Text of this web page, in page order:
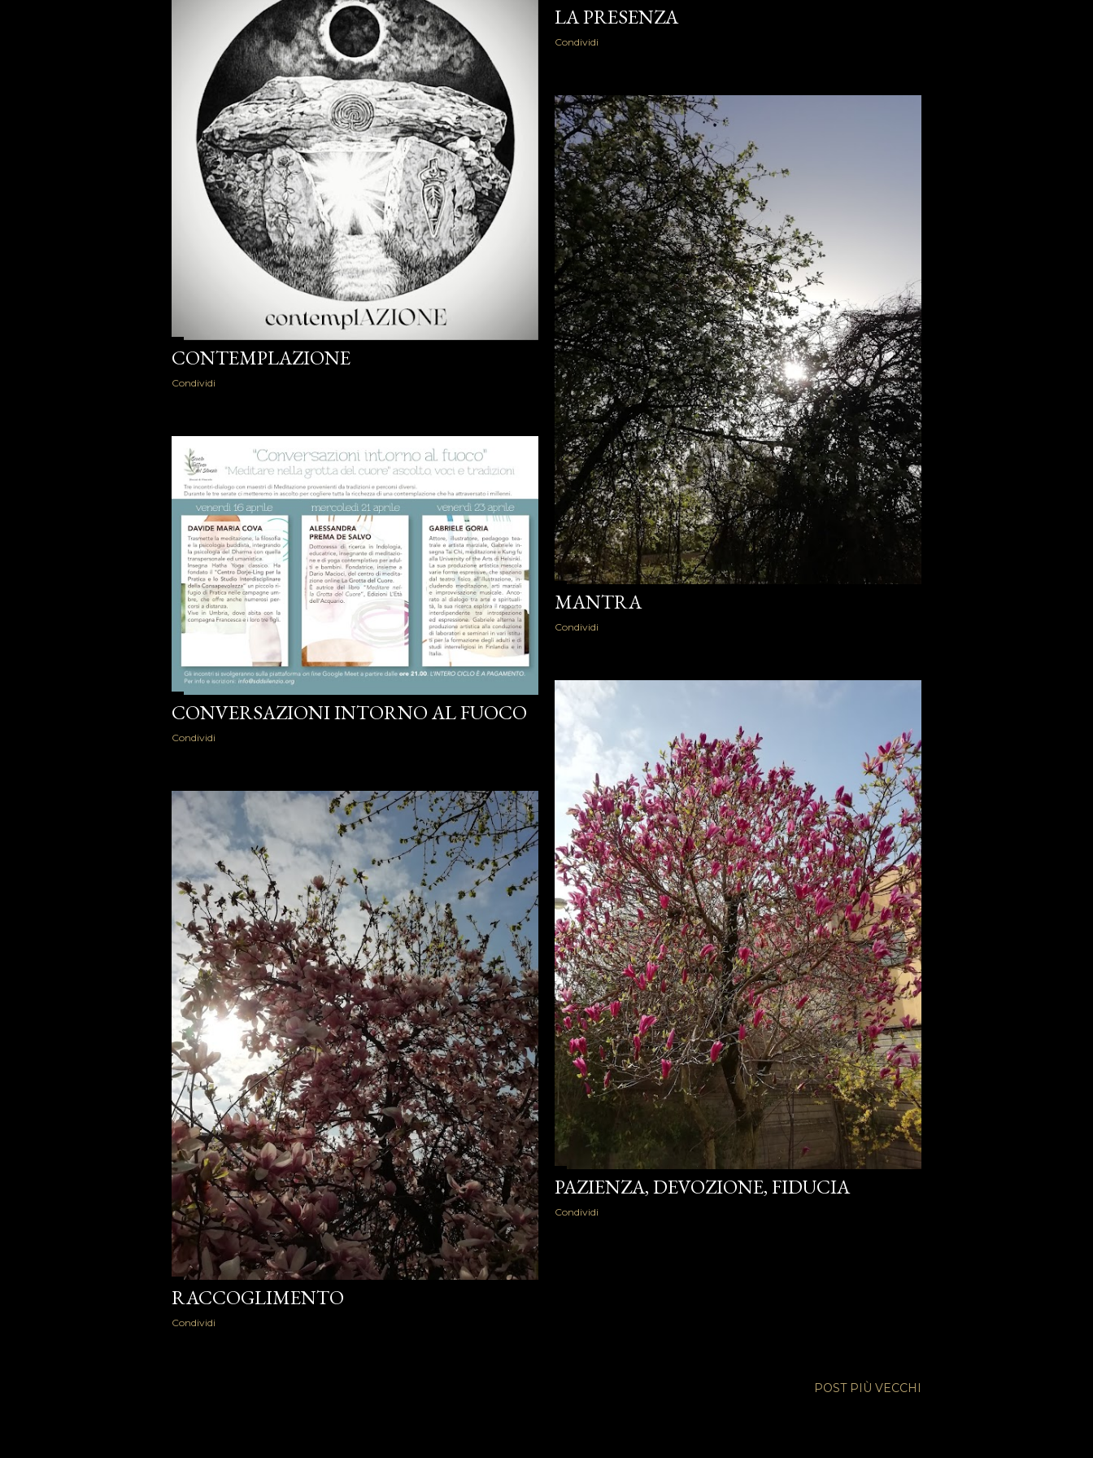
LA PRESENZA
Condividi
CONTEMPLAZIONE
Condividi
MANTRA
Condividi
CONVERSAZIONI INTORNO AL FUOCO
Condividi
PAZIENZA, DEVOZIONE, FIDUCIA
Condividi
RACCOGLIMENTO
Condividi
POST PIÙ VECCHI